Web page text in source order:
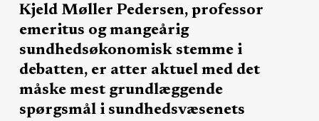
Kjeld Møller Pedersen, professor
emeritus og mangeårig
sundhedsøkonomisk stemme i
debatten, er atter aktuel med det
måske mest grundlæggende
spørgsmål i sundhedsvæsenets